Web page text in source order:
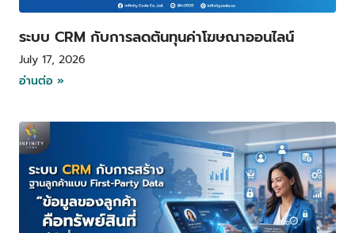
ระบบ CRM กับการลดต้นทุนค่าโฆษณาออนไลน์
July 17, 2026
อ่านต่อ »